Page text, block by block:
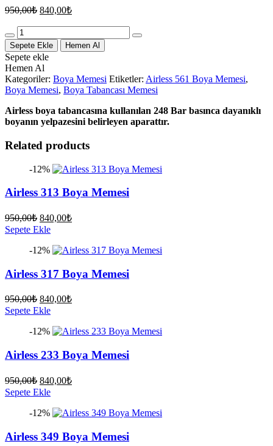
950,00₺ Orijinal
840,00₺Şu
fiyat:
840,00₺.
Quantity
Sepete Ekle Hemen Al
Sepete ekle
Hemen Al
Kategoriler: Boya Memesi Etiketler: Airless 561 Boya Memesi,
Boya Memesi, Boya Tabancası Memesi
Airless boya tabancasına kullanılan 248 Bar basınca dayanıklı
boyanın yelpazesini belirleyen aparattır.
Related products
-12%
Airless 313 Boya Memesi
950,00₺ Orijinal
fiyat:
840,00₺Şu
840,00₺.
Sepete Ekle
-12%
Airless 317 Boya Memesi
950,00₺ Orijinal
fiyat:
840,00₺Şu
840,00₺.
Sepete Ekle
-12%
Airless 233 Boya Memesi
950,00₺ Orijinal
fiyat:
840,00₺Şu
840,00₺.
Sepete Ekle
-12%
Airless 349 Boya Memesi